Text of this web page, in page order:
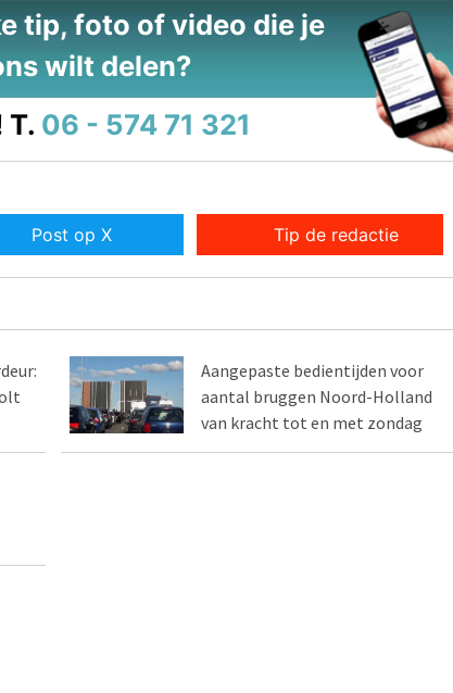
tip, foto of video die je
wilt delen?
T. 06 - 574 71 321
Post op X Tip de redactie
Aangepaste bedientijden voor
aantal bruggen Noord-Holland
van kracht tot en met zondag